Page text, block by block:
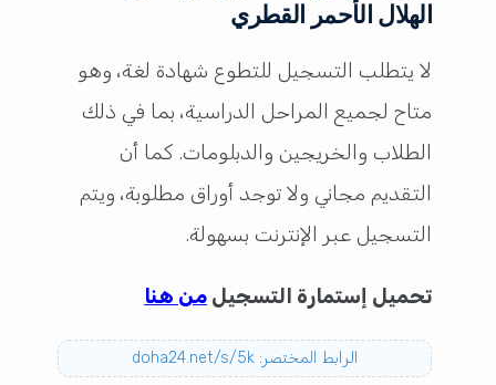
الهلال الأحمر القطري
لا يتطلب التسجيل للتطوع شهادة لغة، وهو
متاح لجميع المراحل الدراسية، بما في ذلك
الطلاب والخريجين والدبلومات. كما أن
التقديم مجاني ولا توجد أوراق مطلوبة، ويتم
التسجيل عبر الإنترنت بسهولة.
تحميل إستمارة التسجيل من هنا
الرابط المختصر: doha24.net/s/5k